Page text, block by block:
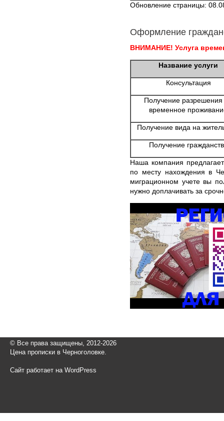
Обновление страницы:
Оформление
ВНИМАНИЕ! Услуга
Название услуги
Консультация
Получение разрешения
временное
Получение вида на
Получение
Наша компания
по месту нахождения в
миграционном учете вы
нужно доплачивать за
© Все права защищены, 2012-2026
Цена прописки в Черноголовке.
Сайт работает на WordPress